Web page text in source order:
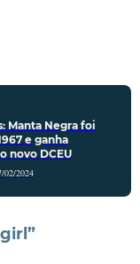
Manta Negra foi
e ganha
novo DCEU
02/2024